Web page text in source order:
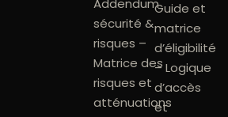
Addendum
sécurité &
risques –
Matrice des
risques et
atténuations
Guide et
matrice
d’éligibilité
– Logique
d’accès
et